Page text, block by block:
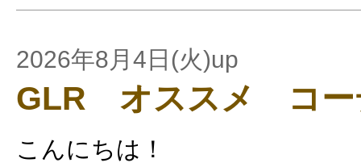
2026年8月4日(火)up
GLR オススメ コー
こんにちは！